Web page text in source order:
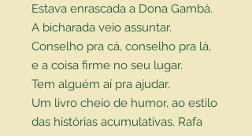
Estava enrascada a Dona Gambá.
A bicharada veio assuntar.
Conselho pra cá, conselho pra lá,
e a coisa firme no seu lugar.
Tem alguém aí pra ajudar.
Um livro cheio de humor, ao estilo
das histórias acumulativas. Rafa